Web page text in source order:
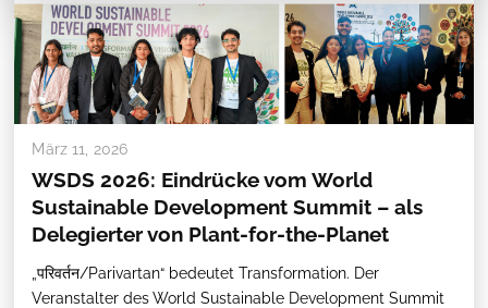
März 11, 2026
WSDS 2026: Eindrücke vom World
Sustainable Development Summit – als
Delegierter von Plant-for-the-Planet
„परिवर्तन/Parivartan“ bedeutet Transformation. Der
Veranstalter des World Sustainable Development Summit